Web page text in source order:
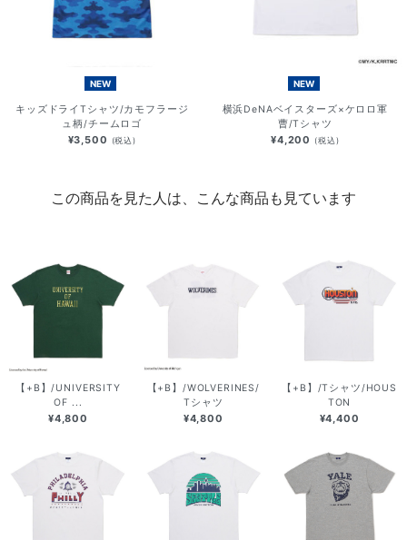
NEW
キッズドライTシャツ/カモフラージ
ュ柄/チームロゴ
¥3,500 (税込)
NEW
横浜DeNAベイスターズ×ケロロ軍
曹/Tシャツ
¥4,200 (税込)
この商品を見た人は、こんな商品も見ています
【+B】/UNIVERSITY
OF ...
¥4,800
【+B】/WOLVERINES/
Tシャツ
¥4,800
【+B】/Tシャツ/HOUS
TON
¥4,400